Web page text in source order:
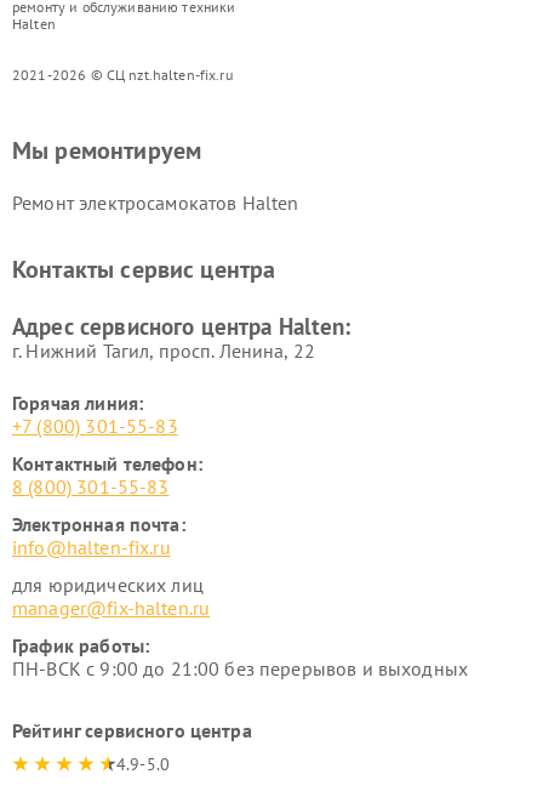
ремонту и обслуживанию техники
Halten
2021-2026 © СЦ nzt.halten-fix.ru
Мы ремонтируем
Ремонт электросамокатов Halten
Контакты сервис центра
Адрес сервисного центра Halten:
г. Нижний Тагил, просп. Ленина, 22
Горячая линия:
+7 (800) 301-55-83
Контактный телефон:
8 (800) 301-55-83
Электронная почта:
info@halten-fix.ru
для юридических лиц
manager@fix-halten.ru
График работы:
ПН-ВСК с 9:00 до 21:00 без перерывов и выходных
Рейтинг сервисного центра
4.9-5.0